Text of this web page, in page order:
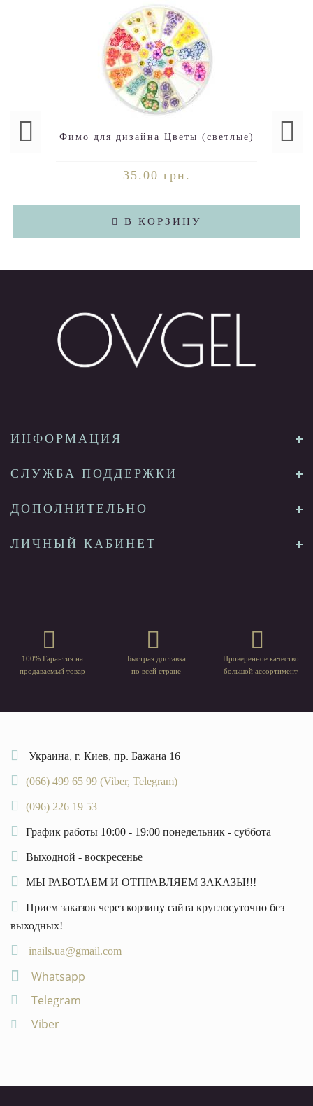
Фимо для дизайна Цветы (светлые)
35.00 грн.
В КОРЗИНУ
ИНФОРМАЦИЯ
СЛУЖБА ПОДДЕРЖКИ
ДОПОЛНИТЕЛЬНО
ЛИЧНЫЙ КАБИНЕТ
100% Гарантия на
продаваемый товар
Быстрая доставка
по всей стране
Проверенное качество
большой ассортимент
Украина, г. Киев, пр. Бажана 16
(066) 499 65 99 (Viber, Telegram)
(096) 226 19 53
График работы 10:00 - 19:00 понедельник - суббота
Выходной - воскресенье
МЫ РАБОТАЕМ И ОТПРАВЛЯЕМ ЗАКАЗЫ!!!
Прием заказов через корзину сайта круглосуточно без
выходных!
inails.ua@gmail.com
Whatsapp
Telegram
Viber